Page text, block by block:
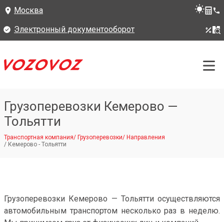
Москва
Электронный документооборот
Грузоперевозки Кемерово —
Тольятти
Транспортная компания/ Грузоперевозки/ Направления
/ Кемерово - Тольятти
Грузоперевозки Кемерово — Тольятти осуществляются
автомобильным транспортом несколько раз в неделю.